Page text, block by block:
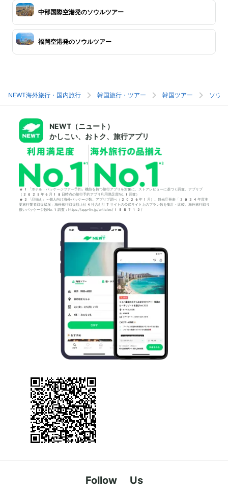
中部国際空港発のソウルツアー
福岡空港発のソウルツアー
NEWT海外旅行・国内旅行 韓国旅行・ツアー 韓国ツアー ソウ
NEWT（ニュート）
かしこい、おトク、旅行アプリ
*1「ホテル・パッケージツアー予約」機能を持つ旅行アプリを対象に、ストアレビューに基づく調査。アプリブ
（2025年6月18日時点の旅行予約アプリ利用満足度No.1調査）
*2「品揃え」＝個人向け海外パッケージ数。アプリブ調べ（2026年1月）。観光庁発表「2024年度主
要旅行業者取扱状況」海外旅行取扱額上位4社含む計7サイトの公式サイト上のプラン数を集計・比較。海外旅行取り
扱いパッケージ数No.1調査：https://app-liv.jp/articles/155712/
Follow Us